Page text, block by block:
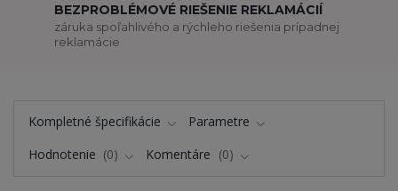
BEZPROBLÉMOVÉ RIEŠENIE REKLAMÁCIÍ
záruka spoľahlivého a rýchleho riešenia prípadnej
reklamácie
Kompletné špecifikácie
Parametre
Hodnotenie
0 Komentáre 0